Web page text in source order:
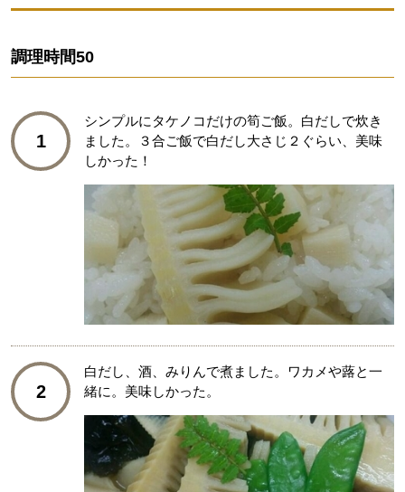
調理時間50
1
シンプルにタケノコだけの筍ご飯。白だしで炊き
ました。３合ご飯で白だし大さじ２ぐらい、美味
しかった！
2
白だし、酒、みりんで煮ました。ワカメや蕗と一
緒に。美味しかった。